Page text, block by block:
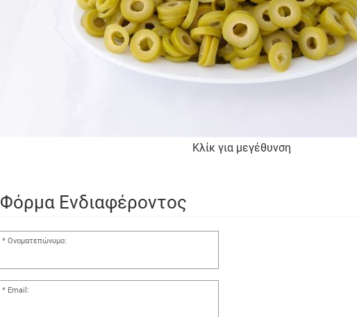
Κλίκ για μεγέθυνση
Φόρμα Ενδιαφέροντος
Ονοματεπώνυμο:
Email: